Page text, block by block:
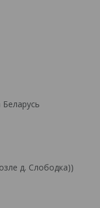
д. Слободка))